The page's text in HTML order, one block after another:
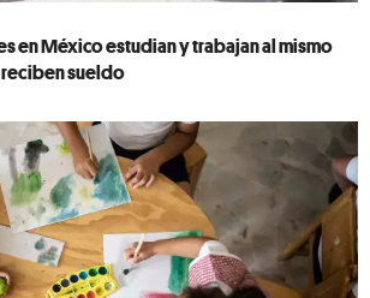
en México estudian y trabajan al mismo
sueldo